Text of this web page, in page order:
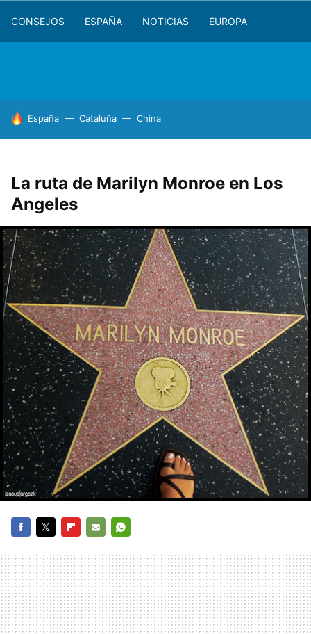
CONSEJOS ESPAÑA NOTICIAS EUROPA
HOY SE HABLA DE
España Cataluña China
La ruta de Marilyn Monroe en Los
Angeles
MAIL